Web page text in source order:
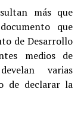
más que
que
de Desarrollo
medios de
varias
de declarar la